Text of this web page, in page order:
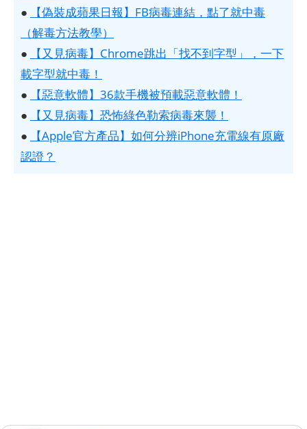
●
【偽裝成蘋果日報】FB病毒連結，點了就中毒
（解毒方法教學）
●
【又見病毒】Chrome跳出「找不到字型」，一下
載字型就中毒！
●
【惡意軟體】36款手機被預載惡意軟體！
●
【又見病毒】恐怖綠色勒索病毒來襲！
●
【Apple官方產品】如何分辨iPhone充電線有原廠
認證？